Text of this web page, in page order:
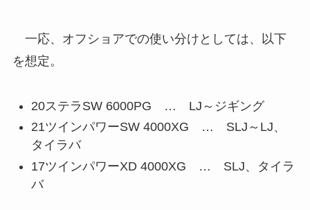
一応、オフショアでの使い分けとしては、以下
を想定。
20ステラSW 6000PG … LJ～ジギング
21ツインパワーSW 4000XG … SLJ～LJ、
タイラバ
17ツインパワーXD 4000XG … SLJ、タイラ
バ